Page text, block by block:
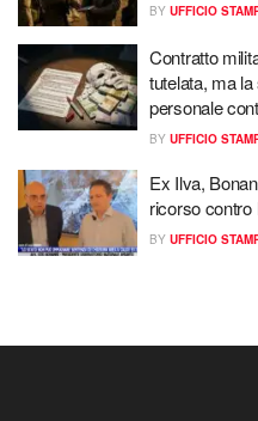
BY UFFICIO
Contratto
tutelata, ma
personale
BY UFFICIO
Ex Ilva,
ricorso contro
BY UFFICIO